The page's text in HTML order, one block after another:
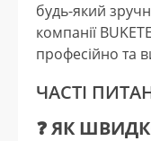
будь-який
компанії
професійно та
ЧАСТІ
❓ ЯК